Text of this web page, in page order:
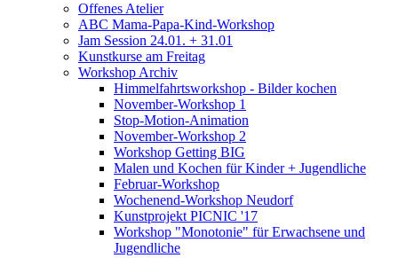
Offenes Atelier
ABC Mama-Papa-Kind-Workshop
Jam Session 24.01. + 31.01
Kunstkurse am Freitag
Workshop Archiv
Himmelfahrtsworkshop - Bilder kochen
November-Workshop 1
Stop-Motion-Animation
November-Workshop 2
Workshop Getting BIG
Malen und Kochen für Kinder + Jugendliche
Februar-Workshop
Wochenend-Workshop Neudorf
Kunstprojekt PICNIC '17
Workshop "Monotonie" für Erwachsene und
Jugendliche